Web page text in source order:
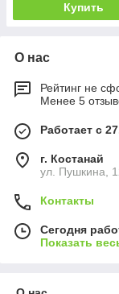
Купить
О нас
Рейтинг не
Менее 5
Работает с
г. Костанай
ул. Пушкина,
Контакты
Сегодня
Показать